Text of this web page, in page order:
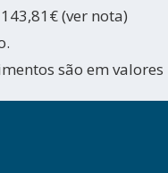
(ver nota)
são em